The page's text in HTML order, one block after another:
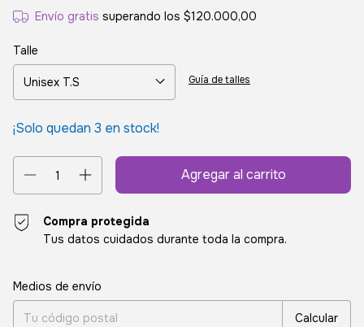
Envío gratis superando los $120.000,00
Talle
Guía de talles
¡Solo quedan 3 en stock!
Compra protegida
Tus datos cuidados durante toda la compra.
Entregas para el CP:
Medios de envío
Calcular